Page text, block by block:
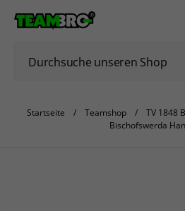
Startseite Teamshop TV 1848
Bischofswerda